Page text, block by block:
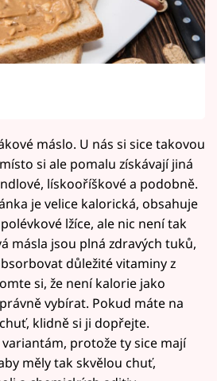
máslo. U nás si sice takovou
si ale pomalu získávají jiná
lískooříškové a podobně.
je velice kalorická, obsahuje
lžíce, ale nic není tak
másla jsou plná zdravých tuků,
důležité vitaminy z
si, že není kalorie jako
vybírat. Pokud máte na
klidně si ji dopřejte.
protože ty sice mají
měly tak skvělou chuť,